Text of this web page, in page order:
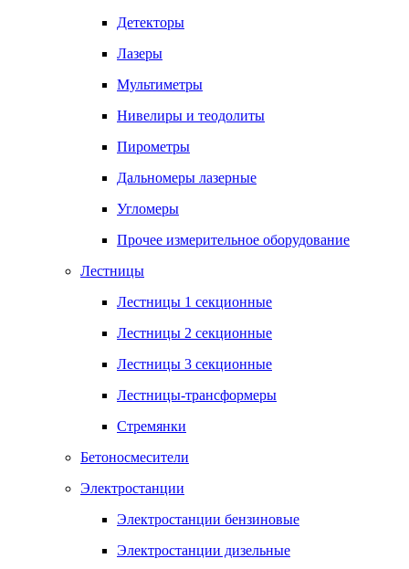
Детекторы
Лазеры
Мультиметры
Нивелиры и теодолиты
Пирометры
Дальномеры лазерные
Угломеры
Прочее измерительное оборудование
Лестницы
Лестницы 1 секционные
Лестницы 2 секционные
Лестницы 3 секционные
Лестницы-трансформеры
Стремянки
Бетоносмесители
Электростанции
Электростанции бензиновые
Электростанции дизельные